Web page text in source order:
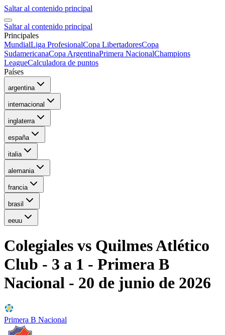
Saltar al contenido principal
Saltar al contenido principal
Principales
MundialLiga ProfesionalCopa LibertadoresCopa
SudamericanaCopa ArgentinaPrimera NacionalChampions
LeagueCalculadora de puntos
Países
argentina
internacional
inglaterra
españa
italia
alemania
francia
brasil
eeuu
Colegiales vs Quilmes Atlético
Club - 3 a 1 - Primera B
Nacional - 20 de junio de 2026
Primera B Nacional